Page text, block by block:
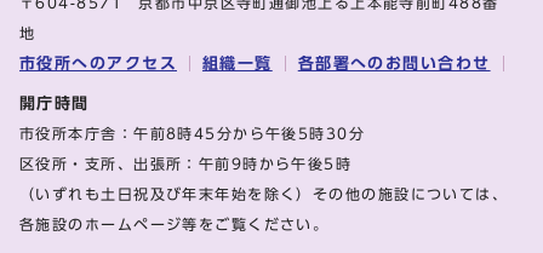
〒604-8571 京都市中京区寺町通御池上る上本能寺前町488番
地
市役所へのアクセス 組織一覧 各部署へのお問い合わせ
開庁時間
市役所本庁舎：午前8時45分から午後5時30分
区役所・支所、出張所：午前9時から午後5時
（いずれも土日祝及び年末年始を除く）その他の施設については、
各施設のホームページ等をご覧ください。